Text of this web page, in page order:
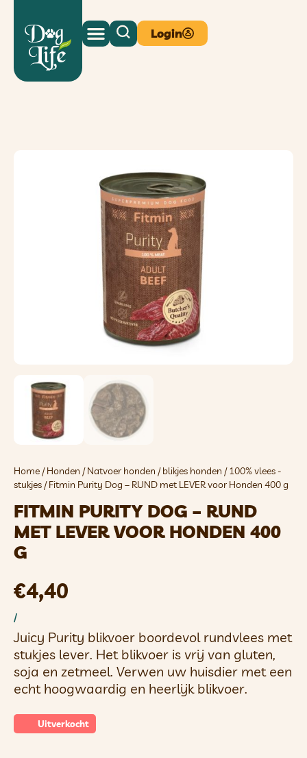
Login
Home /Honden /Natvoer honden /blikjes honden /100% vlees -
stukjes / Fitmin Purity Dog – RUND met LEVER voor Honden 400 g
FITMIN PURITY DOG – RUND
MET LEVER VOOR HONDEN 400
G
€4,40
/
Juicy Purity blikvoer boordevol rundvlees met
stukjes lever. Het blikvoer is vrij van gluten,
soja en zetmeel. Verwen uw huisdier met een
echt hoogwaardig en heerlijk blikvoer.
Uitverkocht